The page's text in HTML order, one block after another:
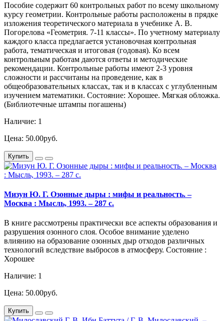
Пособие содержит 60 контрольных работ по всему школьному
курсу геометрии. Контрольные работы расположены в прядке
изложения теоретического материала в учебнике А. В.
Погорелова «Геометрия. 7-11 классы». По учетному материалу
каждого класса предлагается установочная контрольная
работа, тематическая и итоговая (годовая). Ко всем
контрольным работам даются ответы и методические
рекомендации. Контрольные работы имеют 2-3 уровня
сложности и рассчитаны на проведение, как в
общеобразовательных классах, так и в классах с углубленным
изучением математики. Состояние: Хорошее. Мягкая обложка.
(Библиотечные штампы погашены)
Наличие: 1
Цена: 50.00руб.
Купить
Мизун Ю. Г. Озонные дыры : мифы и реальность. –
Москва : Мысль, 1993. – 287 с.
В книге рассмотрены практически все аспекты образования и
разрушения озонного слоя. Особое внимание уделено
влиянию на образование озонных дыр отходов различных
технологий вследствие выбросов в атмосферу. Состояние :
Хорошее
Наличие: 1
Цена: 50.00руб.
Купить